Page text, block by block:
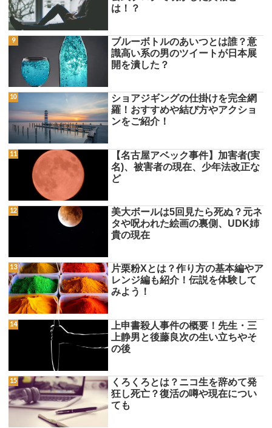
は！？
ブルーボトルのあいつとは誰？意
識高い系の男のツイートが日本展
開を潰した？
ショアジギングの仕掛けを完全網
羅！おすすめや結び方やアクショ
ンをご紹介！
【名古屋アベック事件】加害者(実
名)、被害者の現在、少年法改正な
ど
美大ボールは5回見たら死ぬ？元ネ
タや呪われた絵画の裏側、UDK姉
貴の現在
片栗粉Xとは？作り方の基本編やア
レンジ編も紹介！伝説を体験して
みよう！
上申書殺人事件の概要！先生・三
上静男と後藤良次の生い立ちやそ
の後
くろくろとは？ニコ生を辞めて発
狂し死亡？復活の噂や現在につい
ても